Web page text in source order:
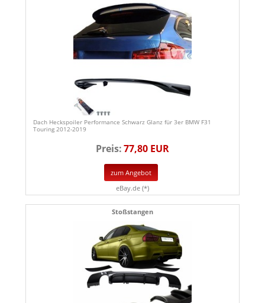
Dach Heckspoiler Performance Schwarz Glanz für 3er BMW F31
Touring 2012-2019
Preis:77,80 EUR
zum Angebot
eBay.de (*)
Stoßstangen